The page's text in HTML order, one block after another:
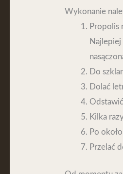
Wykonanie
Propolis
Do
Dolać
Kilka
Po
Przelać